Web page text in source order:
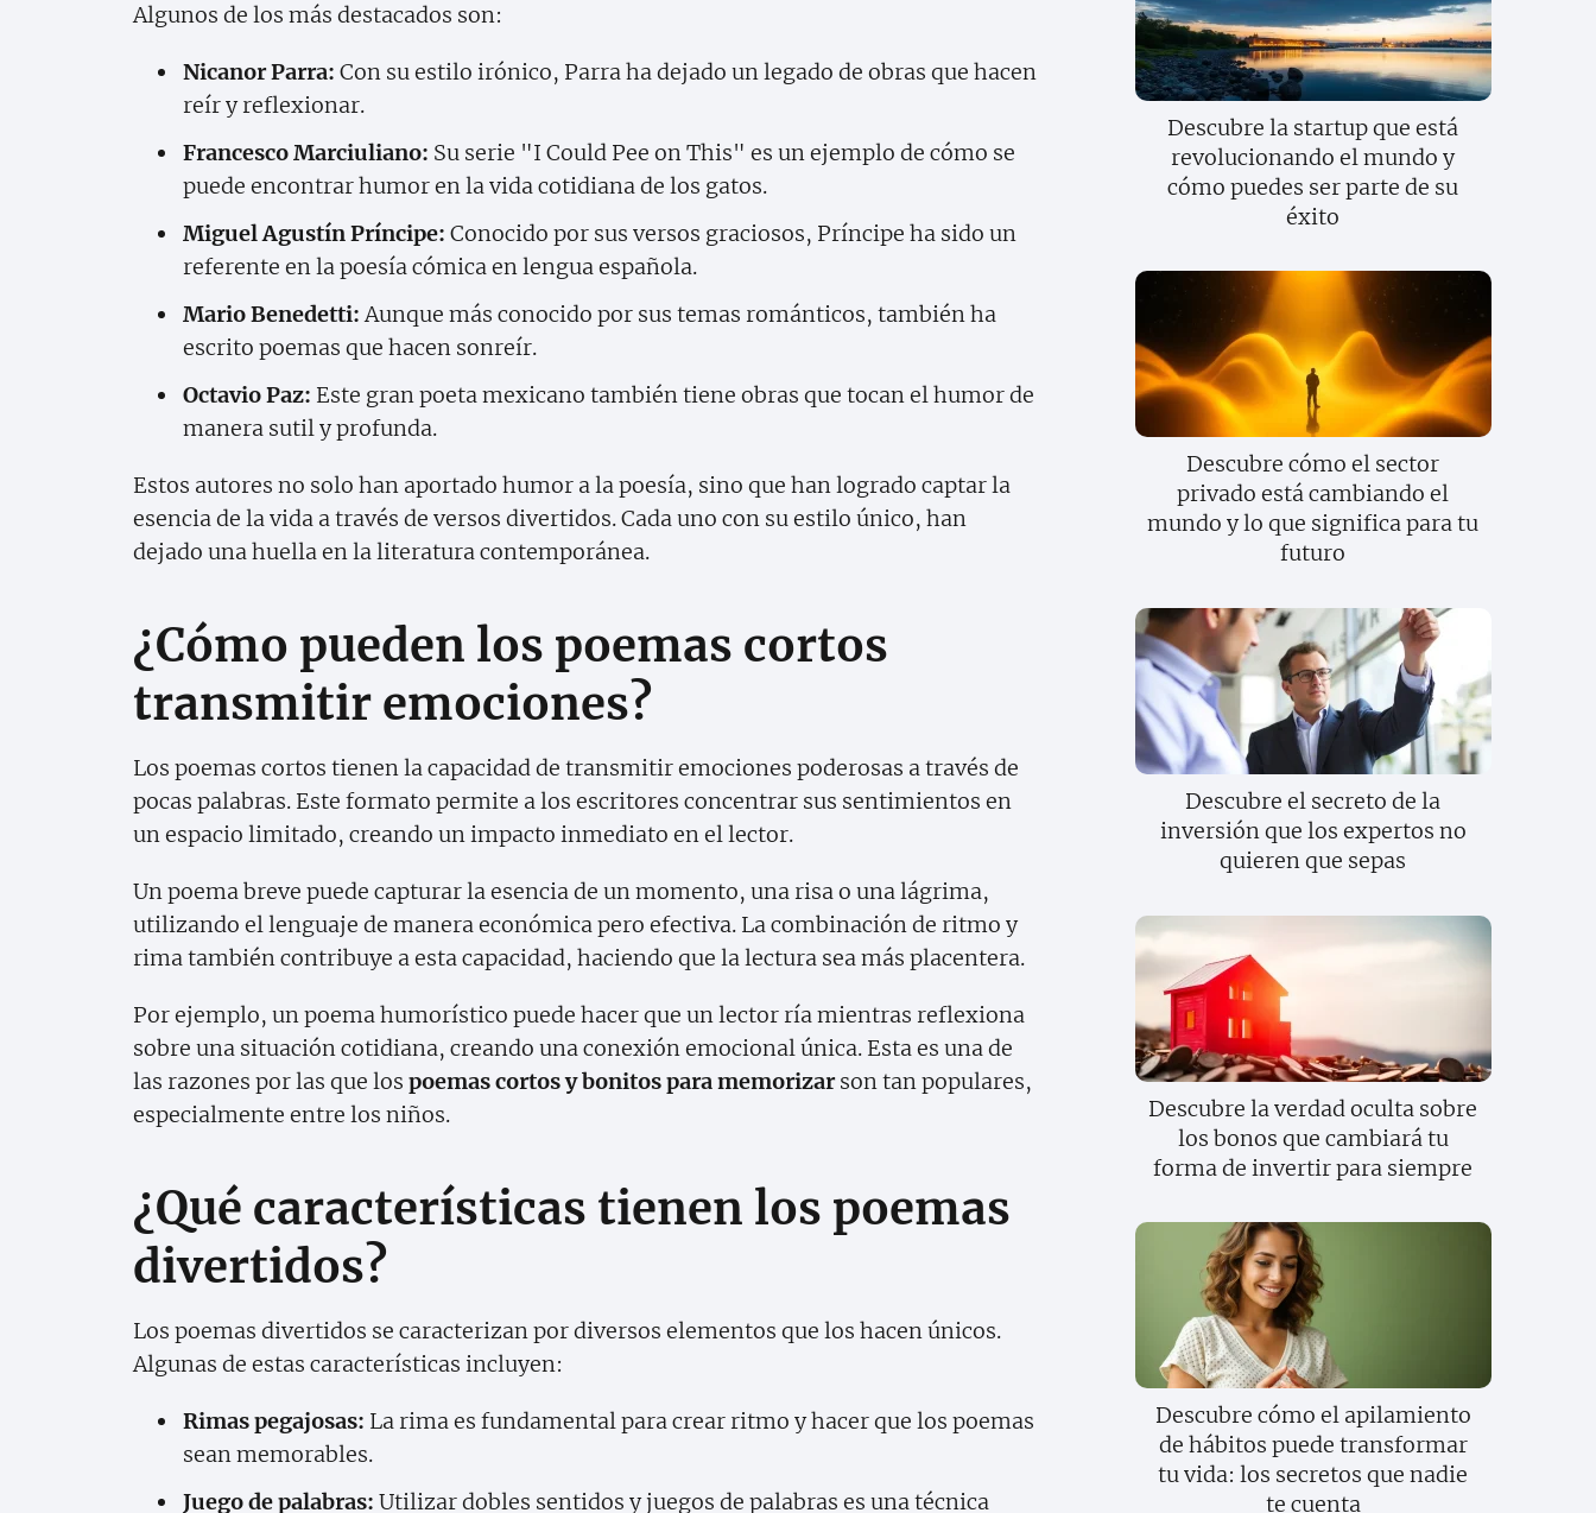
Algunos de los más destacados son:
Nicanor Parra: Con su estilo irónico, Parra ha dejado un legado de obras que hacen
reír y reflexionar.
Francesco Marciuliano: Su serie "I Could Pee on This" es un ejemplo de cómo se
puede encontrar humor en la vida cotidiana de los gatos.
Miguel Agustín Príncipe: Conocido por sus versos graciosos, Príncipe ha sido un
referente en la poesía cómica en lengua española.
Mario Benedetti: Aunque más conocido por sus temas románticos, también ha
escrito poemas que hacen sonreír.
Octavio Paz: Este gran poeta mexicano también tiene obras que tocan el humor de
manera sutil y profunda.
Estos autores no solo han aportado humor a la poesía, sino que han logrado captar la
esencia de la vida a través de versos divertidos. Cada uno con su estilo único, han
dejado una huella en la literatura contemporánea.
¿Cómo pueden los poemas cortos
transmitir emociones?
Los poemas cortos tienen la capacidad de transmitir emociones poderosas a través de
pocas palabras. Este formato permite a los escritores concentrar sus sentimientos en
un espacio limitado, creando un impacto inmediato en el lector.
Un poema breve puede capturar la esencia de un momento, una risa o una lágrima,
utilizando el lenguaje de manera económica pero efectiva. La combinación de ritmo y
rima también contribuye a esta capacidad, haciendo que la lectura sea más placentera.
Por ejemplo, un poema humorístico puede hacer que un lector ría mientras reflexiona
sobre una situación cotidiana, creando una conexión emocional única. Esta es una de
las razones por las que los poemas cortos y bonitos para memorizarson tan populares,
especialmente entre los niños.
¿Qué características tienen los poemas
divertidos?
Los poemas divertidos se caracterizan por diversos elementos que los hacen únicos.
Algunas de estas características incluyen:
Rimas pegajosas: La rima es fundamental para crear ritmo y hacer que los poemas
sean memorables.
Juego de palabras: Utilizar dobles sentidos y juegos de palabras es una técnica
Descubre la startup que está
revolucionando el mundo y
cómo puedes ser parte de su
éxito
Descubre cómo el sector
privado está cambiando el
mundo y lo que significa para tu
futuro
Descubre el secreto de la
inversión que los expertos no
quieren que sepas
Descubre la verdad oculta sobre
los bonos que cambiará tu
forma de invertir para siempre
Descubre cómo el apilamiento
de hábitos puede transformar
tu vida: los secretos que nadie
te cuenta